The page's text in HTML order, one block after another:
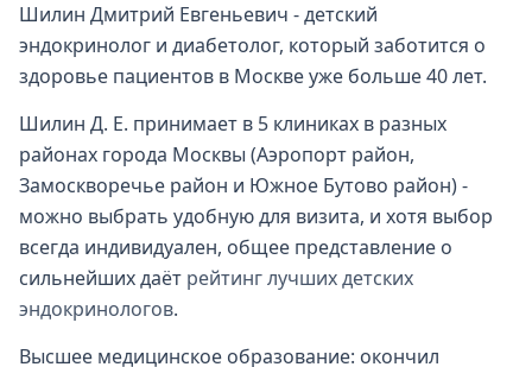
Шилин Дмитрий Евгеньевич - детский
эндокринолог и диабетолог, который заботится о
здоровье пациентов в Москве уже больше 40 лет.
Шилин Д. Е. принимает в 5 клиниках в разных
районах города Москвы (Аэропорт район,
Замоскворечье район и Южное Бутово район) -
можно выбрать удобную для визита, и хотя выбор
всегда индивидуален, общее представление о
сильнейших даёт рейтинг лучших детских
эндокринологов.
Высшее медицинское образование: окончил